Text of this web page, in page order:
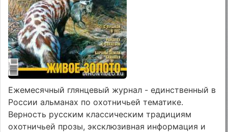
Ежемесячный глянцевый журнал - единственный в
России альманах по охотничьей тематике.
Верность русским классическим традициям
охотничьей прозы, эксклюзивная информация и